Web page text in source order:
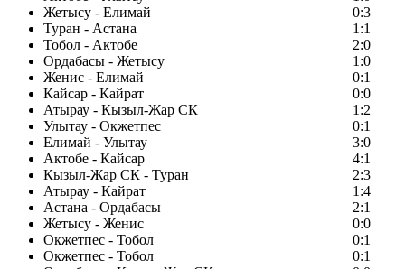
Жетысу - Елимай
0:3
Туран - Астана
1:1
Тобол - Актобе
2:0
Ордабасы - Жетысу
1:0
Женис - Елимай
0:1
Кайсар - Кайрат
0:0
Атырау - Кызыл-Жар СК
1:2
Улытау - Окжетпес
0:1
Елимай - Улытау
3:0
Актобе - Кайсар
4:1
Кызыл-Жар СК - Туран
2:3
Атырау - Кайрат
1:4
Астана - Ордабасы
2:1
Жетысу - Женис
0:0
Окжетпес - Тобол
0:1
Окжетпес - Тобол
0:1